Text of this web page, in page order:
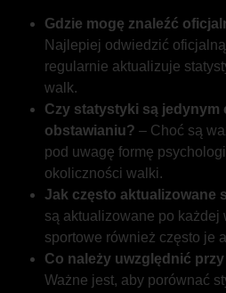
Gdzie mogę znaleźć
Najlepiej odwiedzić
regularnie aktualizuje
walk.
Czy statystyki są jedynym
obstawianiu? – Choć są
pod uwagę formę
okoliczności walki.
Jak często aktualizowane
są aktualizowane po każdej
sportowe również często je
Co należy uwzględnić
Ważne jest, aby porównać